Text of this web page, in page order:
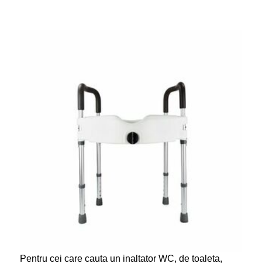
Pentru cei care cauta un inaltator WC, de toaleta,